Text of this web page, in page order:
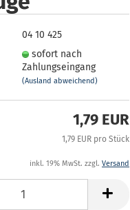
04 10 425
sofort nach
Zahlungseingang
(Ausland abweichend)
1,79 EUR
1,79 EUR pro Stück
inkl. 19% MwSt. zzgl. Versand